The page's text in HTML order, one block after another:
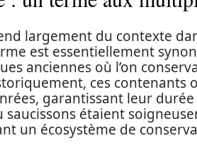
largement du contexte
est essentiellement
anciennes où l’on
ces contenants
garantissant leur
saucissons étaient
un écosystème de